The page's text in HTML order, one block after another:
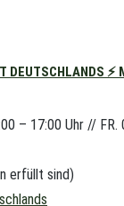
⚡
– 17:00 Uhr // FR.
erfüllt sind)